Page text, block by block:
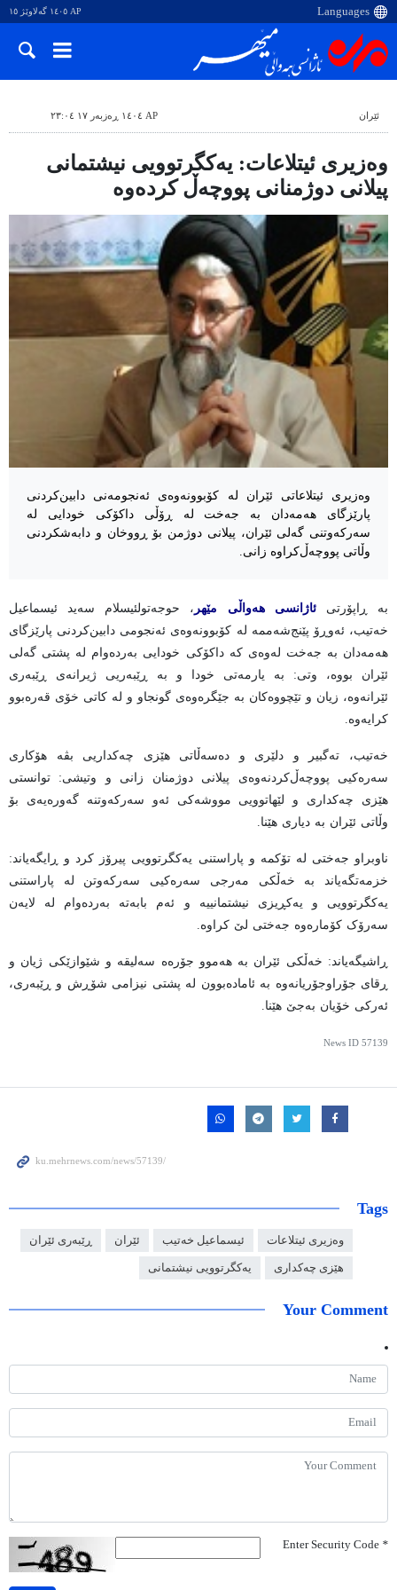
AP ١٤٠٥ گەلاوێژ ١٥
ئێران AP ١٤٠٤ ڕەزبەر ١٧ ٢٣:٠٤
وەزیری ئیتلاعات: یەکگرتوویی نیشتمانی
پیلانی دوژمنانی پووچەڵ کردەوە
وەزیری ئیتلاعاتی ئێران لە کۆبوونەوەی ئەنجومەنی دابین‌کردنی
پارێزگای هەمەدان بە جەخت لە ڕۆڵی داکۆکی خودایی لە
سەرکەوتنی گەلی ئێران، پیلانی دوژمن بۆ ڕووخان و دابەشکردنی
وڵاتی پووچەڵ‌کراوە زانی.
بە ڕاپۆرتی ئاژانسی هەواڵی مێهر ، حوجەتولئیسلام سەید ئیسماعیل
خەتیب، ئەوڕۆ پێنج‌شەممە لە کۆبوونەوەی ئەنجومی دابین‌کردنی پارێزگای
هەمەدان بە جەخت لەوەی کە داکۆکی خودایی بەردەوام لە پشتی گەلی
ئێران بووە، وتی: بە یارمەتی خودا و بە ڕێبەریی ژیرانەی ڕێبەری
ئێرانەوە، زیان و تێچووەکان بە جێگرەوەی گونجاو و لە کاتی خۆی قەرەبوو
کرایەوە.
خەتیب، تەگبیر و دلێری و دەسەڵاتی هێزی چەکداریی بڤە هۆکاری
سەرەکیی پووچەڵ‌کردنەوەی پیلانی دوژمنان زانی و وتیشی: توانستی
هێزی چەکداری و لێهاتوویی مووشەکی ئەو سەرکەوتنە گەورەیەی بۆ
وڵاتی ئێران بە دیاری هێنا.
ناوبراو جەختی لە تۆکمە و پاراستنی یەکگرتوویی پیرۆز کرد و ڕایگەیاند:
خزمەتگەیاند بە خەڵکی مەرجی سەرەکیی سەرکەوتن لە پاراستنی
یەکگرتوویی و یەکڕیزی نیشتمانییە و ئەم بابەتە بەردەوام لە لایەن
سەرۆک کۆمارەوە جەختی لێ کراوە.
ڕاشیگەیاند: خەڵکی ئێران بە هەموو جۆرەە سەلیقە و شێوازێکی ژیان و
ڕقای جۆراوجۆریانەوە بە ئامادەبوون لە پشتی نیزامی شۆڕش و ڕێبەری،
ئەرکی خۆیان بەجێ هێنا.
News ID 57139
Tags
وەزیری ئیتلاعات ئیسماعیل خەتیب ئێران ڕێبەری ئێران
هێزی چەکداری یەکگرتوویی نیشتمانی
Your Comment
*